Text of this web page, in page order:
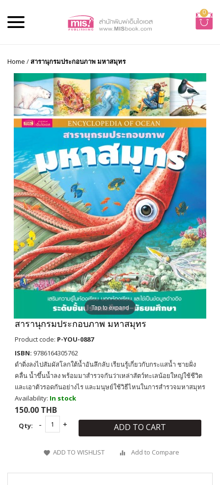
0
Home /สารานุกรมประกอบภาพ มหาสมุทร
Tap to expand
สารานุกรมประกอบภาพ มหาสมุทร
Product code: P-YOU-0887
ISBN: 9786164305762
ดำดิ่งลงไปสัมผัสโลกใต้น้ำอันลึกลับ เรียนรู้เกี่ยวกับกระเเสน้ำ ชายฝั่ง
คลื่น น้ำขึ้นน้ำลง พร้อมมาสำรวจกันว่าเหล่าสัตว์ทะเลน้อยใหญ่ใช้ชีวิต
และเอาตัวรอดกันอย่างไร และมนุษย์ใช้วิธีไหนในการสำรวจมหาสมุทร
Availability: In stock
150.00 THB
Qty: ADD TO CART
ADD TO WISHLIST Add to Compare